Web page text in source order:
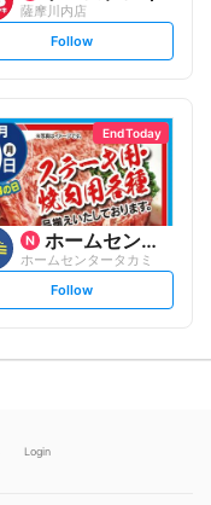
薩摩川内店
s
t
l
o
w
Follow
End Today
ホームセンタータカミ
ホームセンタータカミ
s
t
Follow
Login